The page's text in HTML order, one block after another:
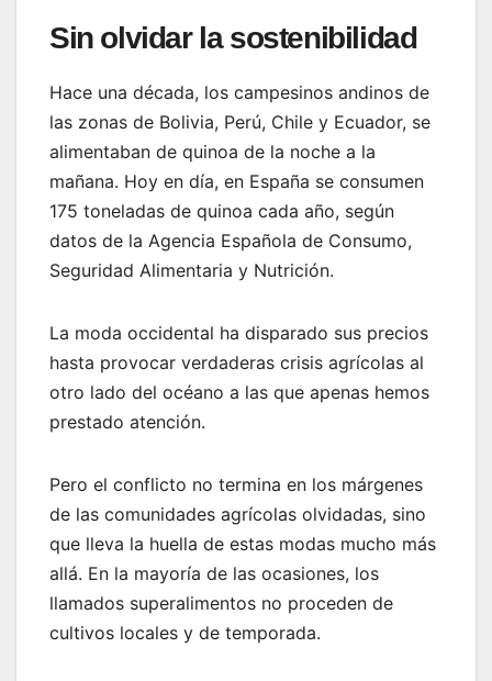
Sin olvidar la sostenibilidad
Hace una década, los campesinos andinos de
las zonas de Bolivia, Perú, Chile y Ecuador, se
alimentaban de quinoa de la noche a la
mañana. Hoy en día, en España se consumen
175 toneladas de quinoa cada año, según
datos de la Agencia Española de Consumo,
Seguridad Alimentaria y Nutrición.
La moda occidental ha disparado sus precios
hasta provocar verdaderas crisis agrícolas al
otro lado del océano a las que apenas hemos
prestado atención.
Pero el conflicto no termina en los márgenes
de las comunidades agrícolas olvidadas, sino
que lleva la huella de estas modas mucho más
allá. En la mayoría de las ocasiones, los
llamados superalimentos no proceden de
cultivos locales y de temporada.